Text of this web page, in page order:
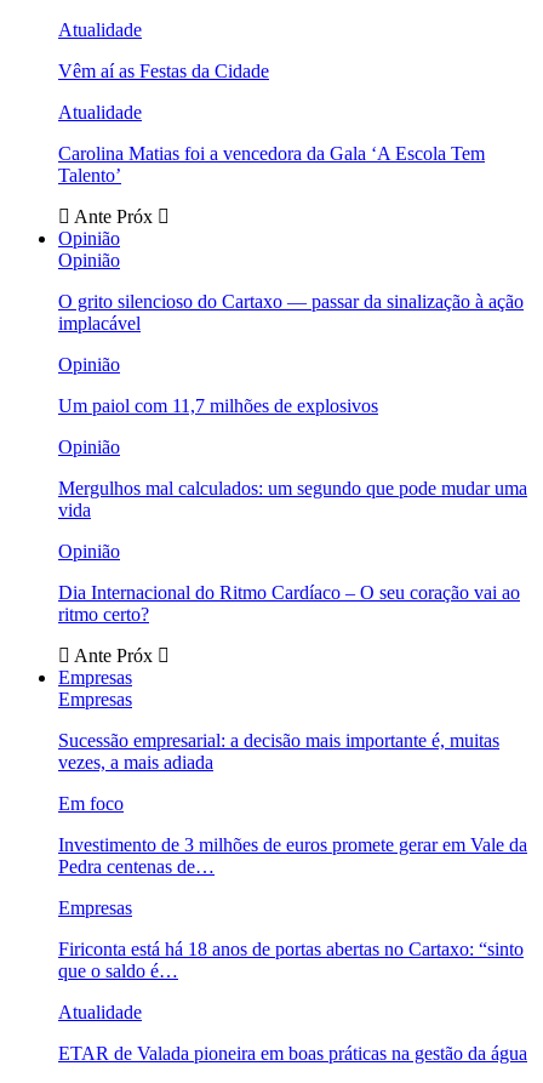
Atualidade
Vêm aí as Festas da Cidade
Atualidade
Carolina Matias foi a vencedora da Gala ‘A Escola Tem
Talento’
Ante Próx
Opinião
Opinião
O grito silencioso do Cartaxo — passar da sinalização à ação
implacável
Opinião
Um paiol com 11,7 milhões de explosivos
Opinião
Mergulhos mal calculados: um segundo que pode mudar uma
vida
Opinião
Dia Internacional do Ritmo Cardíaco – O seu coração vai ao
ritmo certo?
Ante Próx
Empresas
Empresas
Sucessão empresarial: a decisão mais importante é, muitas
vezes, a mais adiada
Em foco
Investimento de 3 milhões de euros promete gerar em Vale da
Pedra centenas de…
Empresas
Firiconta está há 18 anos de portas abertas no Cartaxo: “sinto
que o saldo é…
Atualidade
ETAR de Valada pioneira em boas práticas na gestão da água